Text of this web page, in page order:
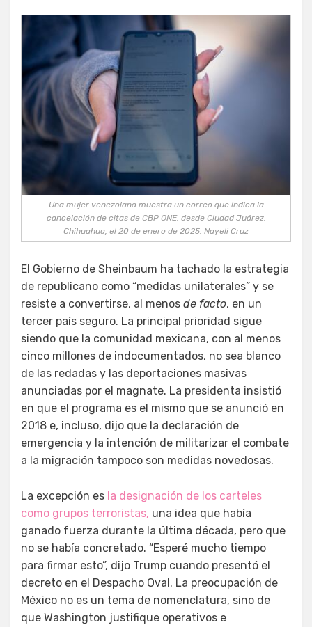
Una mujer venezolana muestra un correo que indica la
cancelación de citas de CBP ONE, desde Ciudad Juárez,
Chihuahua, el 20 de enero de 2025. Nayeli Cruz
El Gobierno de Sheinbaum ha tachado la estrategia
de republicano como “medidas unilaterales” y se
resiste a convertirse, al menos de facto, en un
tercer país seguro. La principal prioridad sigue
siendo que la comunidad mexicana, con al menos
cinco millones de indocumentados, no sea blanco
de las redadas y las deportaciones masivas
anunciadas por el magnate. La presidenta insistió
en que el programa es el mismo que se anunció en
2018 e, incluso, dijo que la declaración de
emergencia y la intención de militarizar el combate
a la migración tampoco son medidas novedosas.
La excepción es la designación de los carteles
como grupos terroristas, una idea que había
ganado fuerza durante la última década, pero que
no se había concretado. “Esperé mucho tiempo
para firmar esto”, dijo Trump cuando presentó el
decreto en el Despacho Oval. La preocupación de
México no es un tema de nomenclatura, sino de
que Washington justifique operativos e